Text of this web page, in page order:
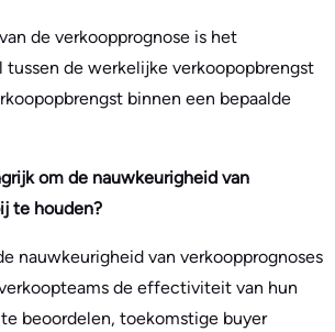
de verkoopprognose is het
de werkelijke verkoopopbrengst
binnen een bepaalde
om de nauwkeurigheid van
te houden?
nauwkeurigheid van verkoopprognoses
de effectiviteit van hun
beoordelen, toekomstige buyer